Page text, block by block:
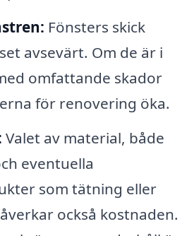
Fönsters skick
avsevärt. Om de är i
omfattande skador
för renovering öka.
Valet av material, både
eventuella
som tätning eller
också kostnaden.